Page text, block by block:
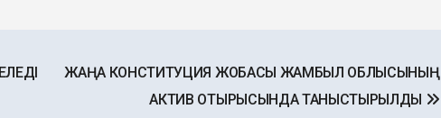
ЖАҢА КОНСТИТУЦИЯ ЖОБАСЫ ЖАМБЫЛ ОБЛЫСЫНЫҢ
АКТИВ ОТЫРЫСЫНДА ТАНЫСТЫРЫЛДЫ